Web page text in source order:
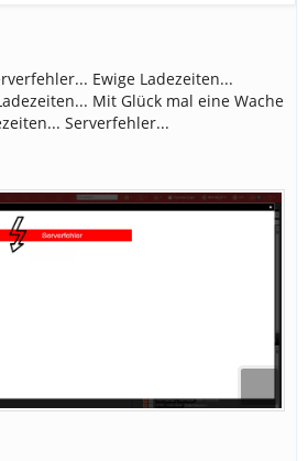
Ewige Ladezeiten...
Mit Glück mal eine Wache
Serverfehler...